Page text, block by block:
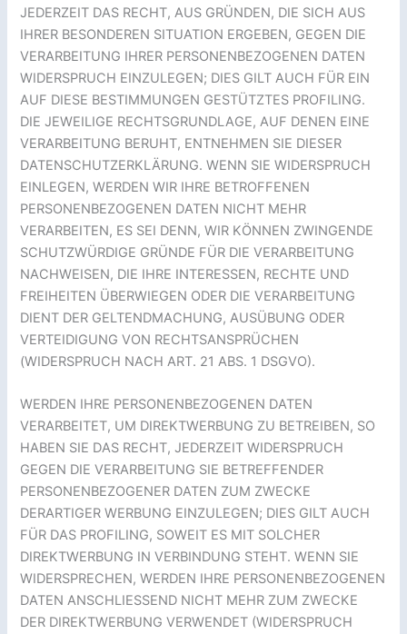
JEDERZEIT DAS RECHT, AUS GRÜNDEN, DIE SICH AUS
IHRER BESONDEREN SITUATION ERGEBEN, GEGEN DIE
VERARBEITUNG IHRER PERSONENBEZOGENEN DATEN
WIDERSPRUCH EINZULEGEN; DIES GILT AUCH FÜR EIN
AUF DIESE BESTIMMUNGEN GESTÜTZTES PROFILING.
DIE JEWEILIGE RECHTSGRUNDLAGE, AUF DENEN EINE
VERARBEITUNG BERUHT, ENTNEHMEN SIE DIESER
DATENSCHUTZERKLÄRUNG. WENN SIE WIDERSPRUCH
EINLEGEN, WERDEN WIR IHRE BETROFFENEN
PERSONENBEZOGENEN DATEN NICHT MEHR
VERARBEITEN, ES SEI DENN, WIR KÖNNEN ZWINGENDE
SCHUTZWÜRDIGE GRÜNDE FÜR DIE VERARBEITUNG
NACHWEISEN, DIE IHRE INTERESSEN, RECHTE UND
FREIHEITEN ÜBERWIEGEN ODER DIE VERARBEITUNG
DIENT DER GELTENDMACHUNG, AUSÜBUNG ODER
VERTEIDIGUNG VON RECHTSANSPRÜCHEN
(WIDERSPRUCH NACH ART. 21 ABS. 1 DSGVO).
WERDEN IHRE PERSONENBEZOGENEN DATEN
VERARBEITET, UM DIREKTWERBUNG ZU BETREIBEN, SO
HABEN SIE DAS RECHT, JEDERZEIT WIDERSPRUCH
GEGEN DIE VERARBEITUNG SIE BETREFFENDER
PERSONENBEZOGENER DATEN ZUM ZWECKE
DERARTIGER WERBUNG EINZULEGEN; DIES GILT AUCH
FÜR DAS PROFILING, SOWEIT ES MIT SOLCHER
DIREKTWERBUNG IN VERBINDUNG STEHT. WENN SIE
WIDERSPRECHEN, WERDEN IHRE PERSONENBEZOGENEN
DATEN ANSCHLIESSEND NICHT MEHR ZUM ZWECKE
DER DIREKTWERBUNG VERWENDET (WIDERSPRUCH